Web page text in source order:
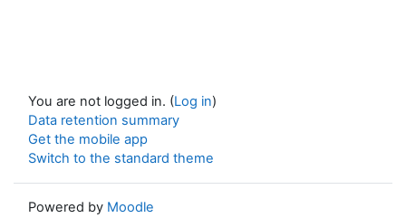
You are not logged in. (Log in)
Data retention summary
Get the mobile app
Switch to the standard theme
Powered by Moodle